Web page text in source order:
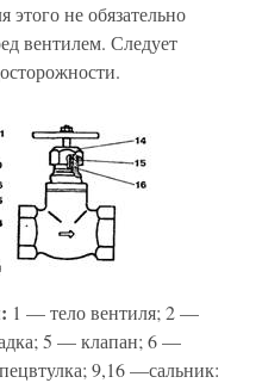
не обязательно
вентилем. Следует
1 — тело вентиля; 2 —
5 — клапан; 6 —
9,16 —сальник: